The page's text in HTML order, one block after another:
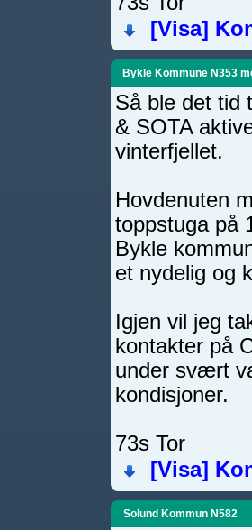
[Visa]
Bykle Kommune N353
Så ble det tid
& SOTA
vinterfjellet.
Hovdenuten
toppstuga på
Bykle
et nydelig og
Igjen vil jeg
kontakter på
under svært
kondisjoner.
73s Tor
[Visa]
Solund Kommun N582